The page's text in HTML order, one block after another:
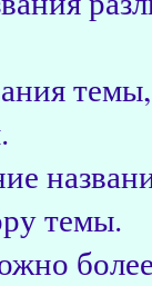
темы.